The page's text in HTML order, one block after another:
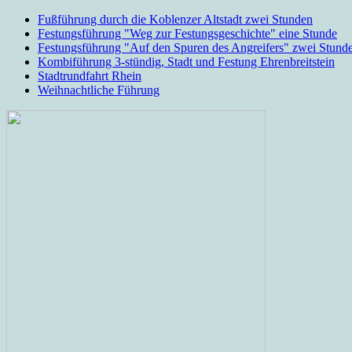
Fußführung durch die Koblenzer Altstadt zwei Stunden
Festungsführung "Weg zur Festungsgeschichte" eine Stunde
Festungsführung "Auf den Spuren des Angreifers" zwei
Kombiführung 3-stündig, Stadt und Festung Ehrenbreitstein
Stadtrundfahrt Rhein
Weihnachtliche Führung